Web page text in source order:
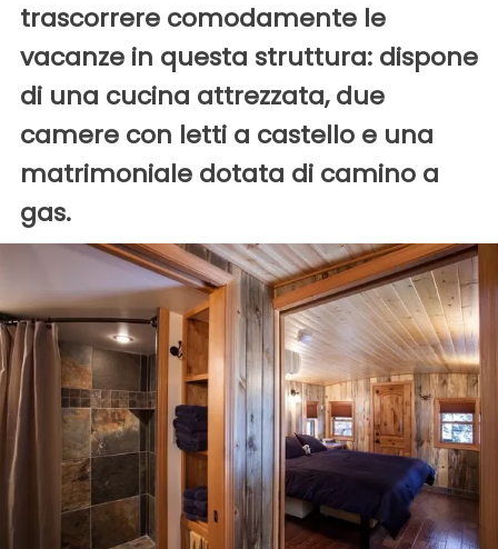
trascorrere comodamente le
vacanze in questa struttura: dispone
di una cucina attrezzata, due
camere con letti a castello e una
matrimoniale dotata di camino a
gas.